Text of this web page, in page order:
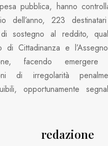
pubblica, hanno
dell’anno, 223
sostegno al reddito,
di Cittadinanza e
facendo emergere
di irregolarità
opportunamente
redazione